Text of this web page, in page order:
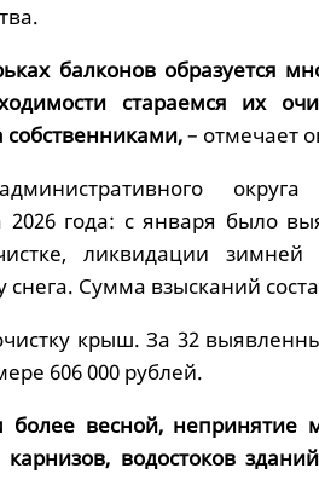
балконов образуется
стараемся их
собственниками,– отмечает
2026 года: с января было
ликвидации зимней
снега. Сумма взысканий
крыш. За 32
606 000 рублей.
более весной, непринятие
водостоков